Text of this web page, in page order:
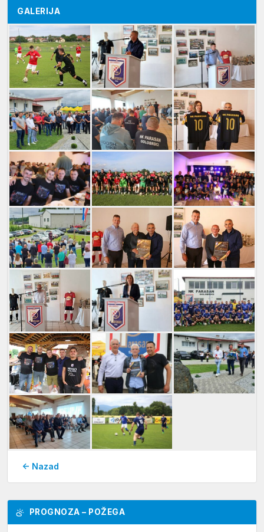
GALERIJA
← Nazad
PROGNOZA – POŽEGA